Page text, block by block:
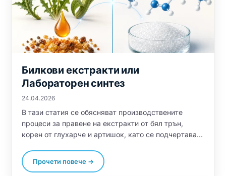
Билкови екстракти или
Лабораторен синтез
24.04.2026
В тази статия се обясняват производствените
процеси за правене на екстракти от бял трън,
корен от глухарче и артишок, като се подчертава
Прави се съпоставка с лабораторно синтезираните
хранителни вещества като холин, инозитол,
Прочети повече →